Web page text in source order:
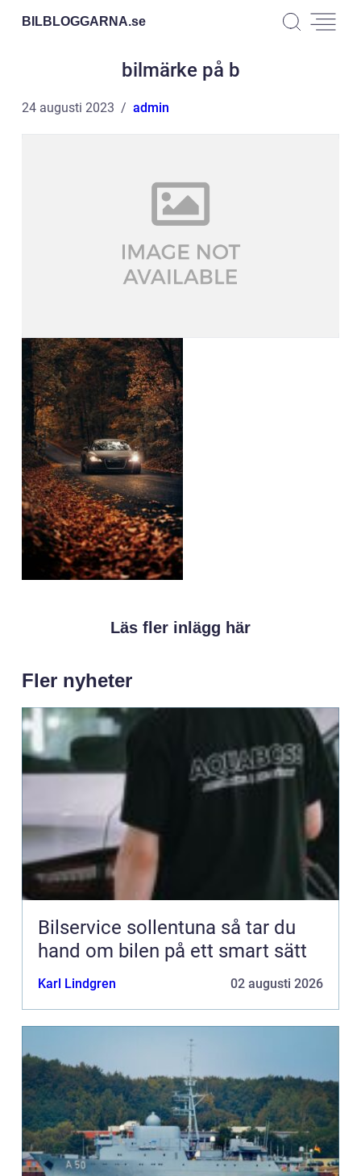
BILBLOGGARNA.se
bilmärke på b
24 augusti 2023 admin
Läs fler inlägg här
Fler nyheter
Bilservice sollentuna så tar du
hand om bilen på ett smart sätt
Karl Lindgren 02 augusti 2026